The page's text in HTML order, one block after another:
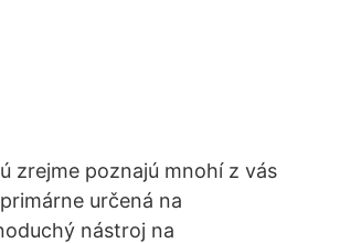
zrejme poznajú mnohí z vás
určená na
nástroj na